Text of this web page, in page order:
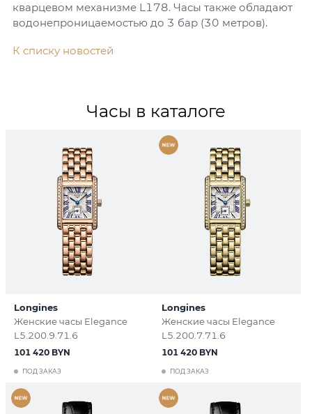
кварцевом механизме L178. Часы также обладают
водонепроницаемостью до 3 бар (30 метров).
К списку новостей
Часы в каталоге
Longines
Женские часы Elegance
L5.200.9.71.6
ПОД ЗАКАЗ
101 420 BYN
Longines
Женские часы Elegance
L5.200.7.71.6
ПОД ЗАКАЗ
101 420 BYN